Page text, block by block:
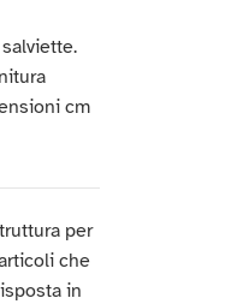
cm
per
che
in